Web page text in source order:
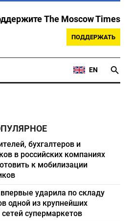
The Moscow Times
ПОДДЕРЖАТЬ
EN
бухгалтеров и
в российских компаниях
к мобилизации
ударила по складу
одной из крупнейших
сетей супермаркетов